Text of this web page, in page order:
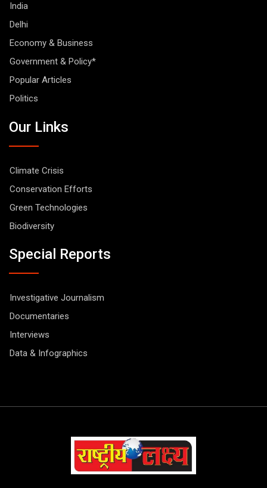
India
Delhi
Economy & Business
Government & Policy*
Popular Articles
Politics
Our Links
Climate Crisis
Conservation Efforts
Green Technologies
Biodiversity
Special Reports
Investigative Journalism
Documentaries
Interviews
Data & Infographics